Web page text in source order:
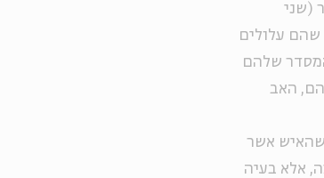
(שני
עלולים
שלהם
האב
שהאיש אשר
אלא בעיה